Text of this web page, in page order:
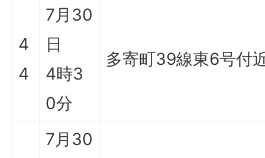
4
4
7月30
日
4時3
0分
多寄町39線東6号付
7月30